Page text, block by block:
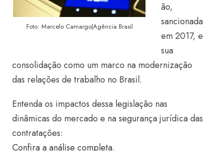
Foto: Marcelo Camargo|Agência Brasil
ão,
sancionada
em 2017, e
sua
consolidação como um marco na modernização
das relações de trabalho no Brasil.
Entenda os impactos dessa legislação nas
dinâmicas do mercado e na segurança jurídica das
contratações:
Confira a análise completa.